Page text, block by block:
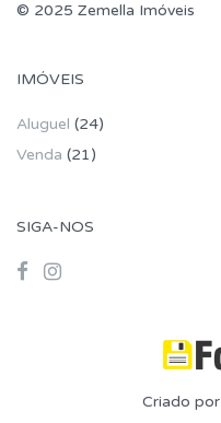
© 2025 Zemella Imóveis
IMÓVEIS
Aluguel (24)
Venda (21)
SIGA-NOS
Criado por